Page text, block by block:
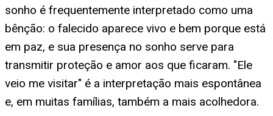
sonho é frequentemente interpretado como uma
bênção: o falecido aparece vivo e bem porque está
em paz, e sua presença no sonho serve para
transmitir proteção e amor aos que ficaram. "Ele
veio me visitar" é a interpretação mais espontânea
e, em muitas famílias, também a mais acolhedora.